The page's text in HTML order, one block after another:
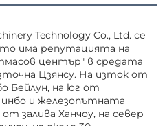
Technology Co., Ltd. се
има репутацията на
център" в средата
Цзянсу. На изток от
Бейлун, на юг от
и железопътната
залива Ханчоу, на север